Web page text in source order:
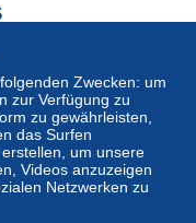
Zwecken: um
zur Verfügung zu
zu gewährleisten,
das Surfen
um unsere
Videos anzuzeigen
Netzwerken zu